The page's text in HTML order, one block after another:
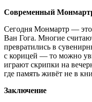
Современный
Сегодня Монмартр — это
Ван Гога. Многие
превратились в
с корицей — то можно
играют скрипки на
где память живёт не в
Заключение